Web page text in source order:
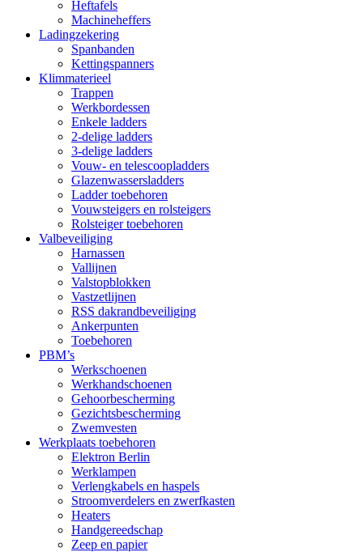
Heftafels
Machineheffers
Ladingzekering
Spanbanden
Kettingspanners
Klimmaterieel
Trappen
Werkbordessen
Enkele ladders
2-delige ladders
3-delige ladders
Vouw- en telescoopladders
Glazenwassersladders
Ladder toebehoren
Vouwsteigers en rolsteigers
Rolsteiger toebehoren
Valbeveiliging
Harnassen
Vallijnen
Valstopblokken
Vastzetlijnen
RSS dakrandbeveiliging
Ankerpunten
Toebehoren
PBM’s
Werkschoenen
Werkhandschoenen
Gehoorbescherming
Gezichtsbescherming
Zwemvesten
Werkplaats toebehoren
Elektron Berlin
Werklampen
Verlengkabels en haspels
Stroomverdelers en zwerfkasten
Heaters
Handgereedschap
Zeep en papier